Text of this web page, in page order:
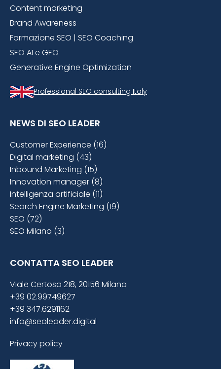
Content marketing
Brand Awareness
Formazione SEO | SEO Coaching
SEO AI e GEO
Generative Engine Optimization
Professional SEO consulting Italy
NEWS DI SEO LEADER
Customer Experience (16)
Digital marketing (43)
Inbound Marketing (15)
Innovation manager (8)
Intelligenza artificiale (11)
Search Engine Marketing (19)
SEO (72)
SEO Milano (3)
CONTATTA SEO LEADER
Viale Certosa 218, 20156 Milano
+39 02.99749627
+39 347.6291162
info@seoleader.digital
Privacy policy